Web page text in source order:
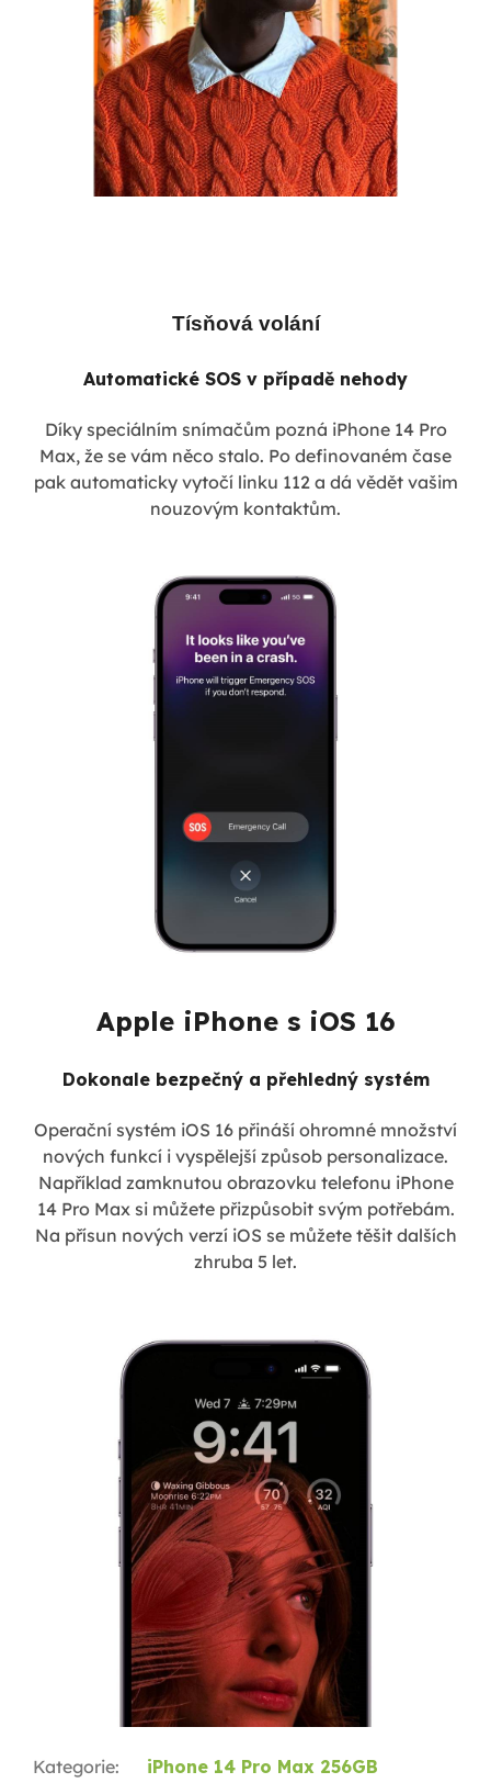
Tísňová volání
Automatické SOS v případě nehody
Díky speciálním snímačům pozná iPhone 14 Pro
Max, že se vám něco stalo. Po definovaném čase
pak automaticky vytočí linku 112 a dá vědět vašim
nouzovým kontaktům.
Apple iPhone s iOS 16
Dokonale bezpečný a přehledný systém
Operační systém iOS 16 přináší ohromné množství
nových funkcí i vyspělejší způsob personalizace.
Například zamknutou obrazovku telefonu iPhone
14 Pro Max si můžete přizpůsobit svým potřebám.
Na přísun nových verzí iOS se můžete těšit dalších
zhruba 5 let.
Kategorie:
iPhone 14 Pro Max 256GB